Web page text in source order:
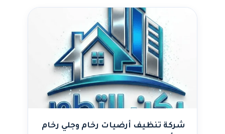
شركة تنظيف أرضيات رخام وجلي رخام